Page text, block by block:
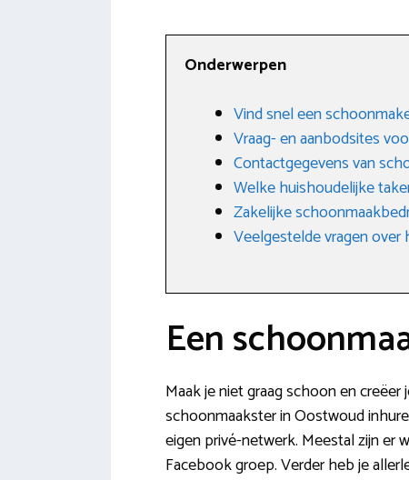
Onderwerpen
Vind snel een
Vraag- en aanbodsites
Contactgegevens van
Welke huishoudelijke
Zakelijke
Veelgestelde vragen
Een
Maak je niet graag schoon en
schoonmaakster in Oostwoud
eigen privé-netwerk. Meestal zijn er
Facebook groep. Verder heb je